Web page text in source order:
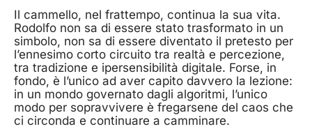
Il cammello, nel frattempo, continua la sua vita.
Rodolfo non sa di essere stato trasformato in un
simbolo, non sa di essere diventato il pretesto per
l’ennesimo corto circuito tra realtà e percezione,
tra tradizione e ipersensibilità digitale. Forse, in
fondo, è l’unico ad aver capito davvero la lezione:
in un mondo governato dagli algoritmi, l’unico
modo per sopravvivere è fregarsene del caos che
ci circonda e continuare a camminare.